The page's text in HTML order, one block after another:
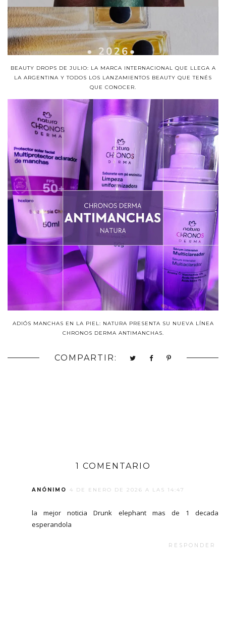
BEAUTY DROPS DE JULIO: LA MARCA INTERNACIONAL QUE LLEGA A
LA ARGENTINA Y TODOS LOS LANZAMIENTOS BEAUTY QUE TENÉS
QUE CONOCER.
ADIÓS MANCHAS EN LA PIEL: NATURA PRESENTA SU NUEVA LÍNEA
CHRONOS DERMA ANTIMANCHAS.
COMPARTIR:
1 COMENTARIO
ANÓNIMO 4 DE ENERO DE 2026 A LAS 14:47
la mejor noticia Drunk elephant mas de 1 decada
esperandola
RESPONDER